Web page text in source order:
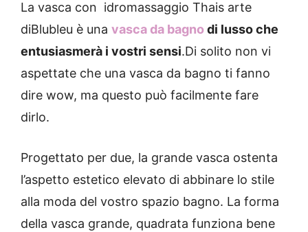
La vasca con idromassaggio Thais arte
diBlubleu è una vasca da bagnodi lusso che
entusiasmerà i vostri sensi.Di solito non vi
aspettate che una vasca da bagno ti fanno
dire wow, ma questo può facilmente fare
dirlo.
Progettato per due, la grande vasca ostenta
l’aspetto estetico elevato di abbinare lo stile
alla moda del vostro spazio bagno. La forma
della vasca grande, quadrata funziona bene